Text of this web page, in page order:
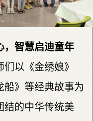
，智慧启迪童年
以《金绣娘》
船》等经典故事为
结的中华传统美